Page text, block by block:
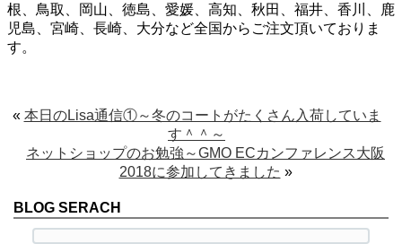
根、鳥取、岡山、徳島、愛媛、高知、秋田、福井、香川、鹿
児島、宮崎、長崎、大分など全国からご注文頂いておりま
す。
« 本日のLisa通信①～冬のコートがたくさん入荷していま
す＾＾～
ネットショップのお勉強～GMO ECカンファレンス大阪
2018に参加してきました »
BLOG SERACH